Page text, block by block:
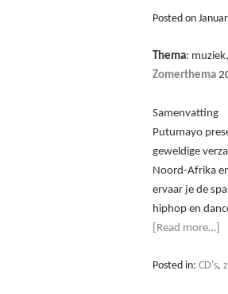
Posted on
Thema:
Zomerthema
Samenvatting
Putumayo
geweldige
Noord-Afrika
ervaar je de
hiphop en
[Read more…]
Posted in: CD's,